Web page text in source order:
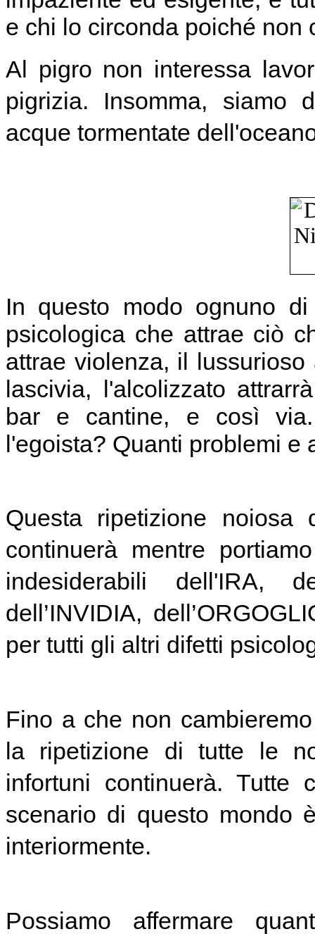
e chi lo circonda poiché non
Al pigro non interessa
pigrizia. Insomma, siamo
acque tormentate
In questo modo ognuno
psicologica che attrae ciò
attrae violenza, il
lascivia, l'alcolizzato
bar e cantine, e così
l'egoista? Quanti problemi e
Questa ripetizione noiosa
continuerà mentre
indesiderabili dell'IRA,
dell’INVIDIA,
per tutti gli altri difetti
Fino a che non
la ripetizione di tutte le
infortuni continuerà.
scenario di questo mondo
interiormente.
Possiamo affermare